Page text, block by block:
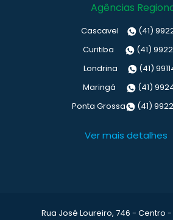
Agências
Cascavel
(41)
Curitiba
(41)
Londrina
(41)
Maringá
(41)
Ponta Grossa
(41)
Ver mais detalhes
Rua José Loureiro, 746 - Centro -